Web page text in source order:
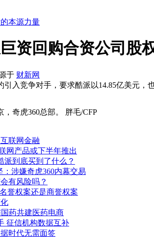
本源力量
资回购合资公司股
于 财新网
引入竞争对手，要求酷派以14.85亿美元，
，奇虎360总部。 胖毛/CFP
联网金融
网产品或下半年推出
派到底买到了什么？
：涉嫌奇虎360内幕交易
有风险吗？
誉权案还是商誉权案
药共建医药电商
征信机构数据互补
时代无需面签